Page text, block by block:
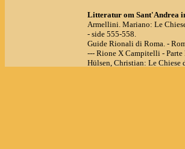
Litteratur om Sant'Andrea
Armellini. Mariano: Le
- side 555-558.
Guide Rionali di Roma. -
--- Rione X Campitelli - Parte
Hülsen, Christian: Le